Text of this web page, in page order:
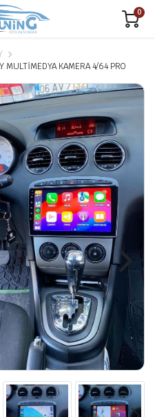
0
MULTİMEDYA KAMERA 4/64 PRO